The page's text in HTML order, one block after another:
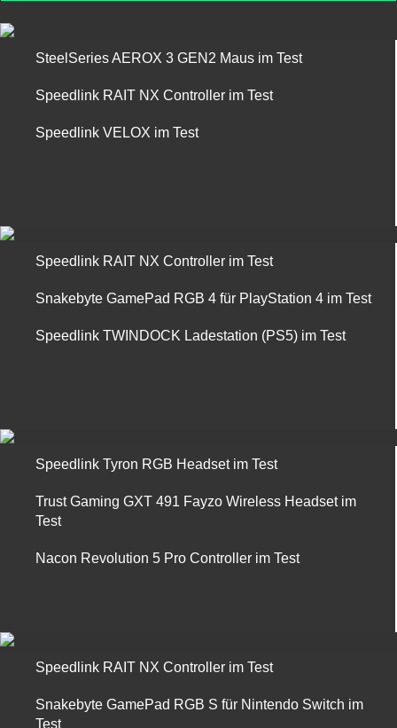
SteelSeries AEROX 3 GEN2 Maus im Test
Speedlink RAIT NX Controller im Test
Speedlink VELOX im Test
Speedlink RAIT NX Controller im Test
Snakebyte GamePad RGB 4 für PlayStation 4 im Test
Speedlink TWINDOCK Ladestation (PS5) im Test
Speedlink Tyron RGB Headset im Test
Trust Gaming GXT 491 Fayzo Wireless Headset im
Test
Nacon Revolution 5 Pro Controller im Test
Speedlink RAIT NX Controller im Test
Snakebyte GamePad RGB S für Nintendo Switch im
Test